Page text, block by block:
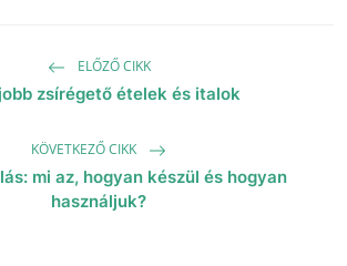
ELŐZŐ CIKK
zsírégető ételek és italok
KÖVETKEZŐ CIKK
mi az, hogyan készül és hogyan
használjuk?